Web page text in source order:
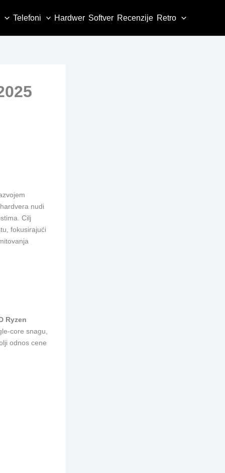
Telefoni Hardwer Softver Recenzije Retro
nudi
Cilj
fokusirajući
Ryzen
core snagu,
odnos cene